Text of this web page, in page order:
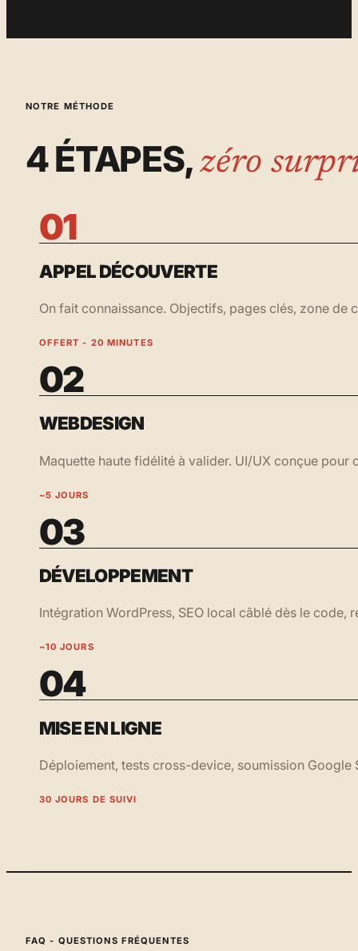
NOTRE MÉTHODE
4 ÉTAPES, zéro
01
APPEL DÉCOUVERTE
On fait connaissance. Objectifs, pages clés, zone de
OFFERT - 20 MINUTES
02
WEBDESIGN
Maquette haute fidélité à valider. UI/UX conçue
~5 JOURS
03
DÉVELOPPEMENT
Intégration WordPress, SEO local câblé dès le code,
~10 JOURS
04
MISE EN LIGNE
Déploiement, tests cross-device, soumission Google
30 JOURS DE SUIVI
FAQ - QUESTIONS FRÉQUENTES